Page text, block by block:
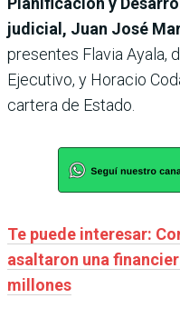
judicial, Juan José
presentes Flavia Ayala,
Ejecutivo, y Horacio
cartera de Estado.
Te puede interesar:
asaltaron una
millones